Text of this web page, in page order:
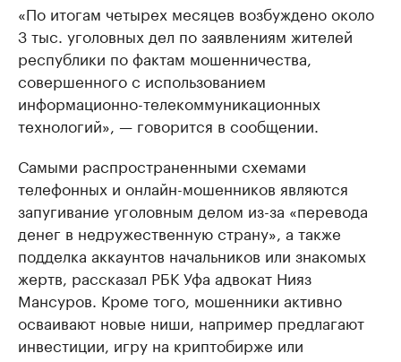
«По итогам четырех месяцев возбуждено около
3 тыс. уголовных дел по заявлениям жителей
республики по фактам мошенничества,
совершенного с использованием
информационно-телекоммуникационных
технологий», — говорится в сообщении.
Самыми распространенными схемами
телефонных и онлайн-мошенников являются
запугивание уголовным делом из-за «перевода
денег в недружественную страну», а также
подделка аккаунтов начальников или знакомых
жертв, рассказал РБК Уфа адвокат Нияз
Мансуров. Кроме того, мошенники активно
осваивают новые ниши, например предлагают
инвестиции, игру на криптобирже или